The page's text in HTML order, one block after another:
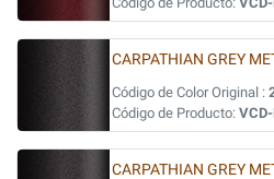
CARPATHIAN GREY
Código de Color Original :
Código de Producto:
CARPATHIAN GREY